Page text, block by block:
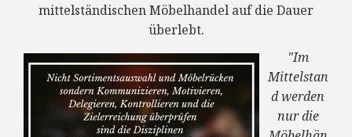
mittelständischen Möbelhandel auf die Dauer
überlebt.
"Im
Mittelstan
d werden
nur die